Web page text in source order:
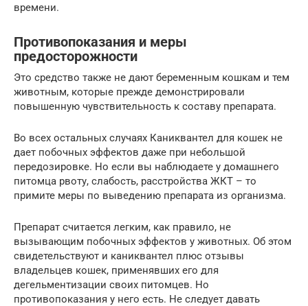
времени.
Противопоказания и меры
предосторожности
Это средство также не дают беременным кошкам и тем
животным, которые прежде демонстрировали
повышенную чувствительность к составу препарата.
Во всех остальных случаях Каниквантел для кошек не
дает побочных эффектов даже при небольшой
передозировке. Но если вы наблюдаете у домашнего
питомца рвоту, слабость, расстройства ЖКТ – то
примите меры по выведению препарата из организма.
Препарат считается легким, как правило, не
вызывающим побочных эффектов у животных. Об этом
свидетельствуют и каниквантел плюс отзывы
владельцев кошек, применявших его для
дегельментизации своих питомцев. Но
противопоказания у него есть. Не следует давать